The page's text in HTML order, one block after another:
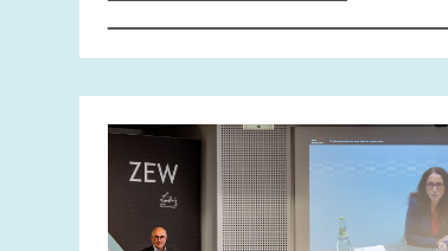
Bild
öffnet
vergrößerter
Ansicht